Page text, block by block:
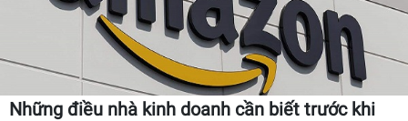
Những điều nhà kinh doanh cần biết trước khi